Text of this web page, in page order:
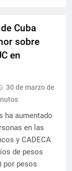
Cuba
sobre
en
30 de marzo de
ha aumentado
en las
y CADECA
de pesos
por pesos